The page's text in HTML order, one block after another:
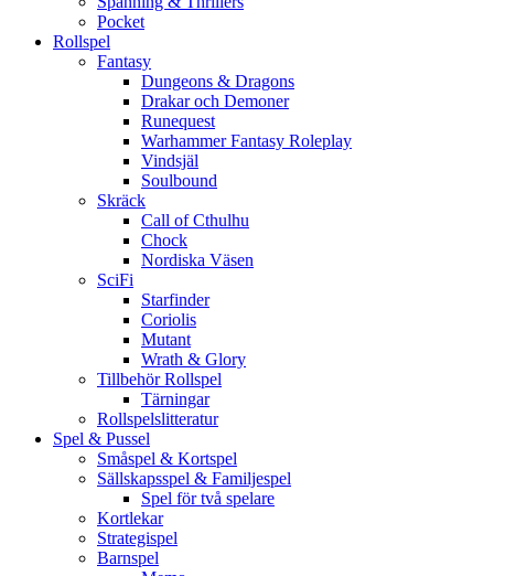
Pocket
Rollspel
Fantasy
Dungeons & Dragons
Drakar och Demoner
Runequest
Warhammer Fantasy Roleplay
Vindsjäl
Soulbound
Skräck
Call of Cthulhu
Chock
Nordiska Väsen
SciFi
Starfinder
Coriolis
Mutant
Wrath & Glory
Tillbehör Rollspel
Tärningar
Rollspelslitteratur
Spel & Pussel
Småspel & Kortspel
Sällskapsspel & Familjespel
Spel för två spelare
Kortlekar
Strategispel
Barnspel